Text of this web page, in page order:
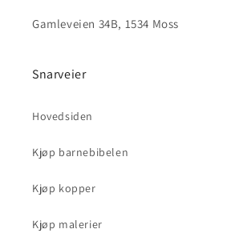
Gamleveien 34B, 1534 Moss
Snarveier
Hovedsiden
Kjøp barnebibelen
Kjøp kopper
Kjøp malerier